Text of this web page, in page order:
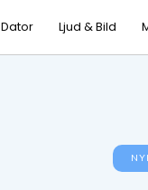
Dator Ljud & Bild